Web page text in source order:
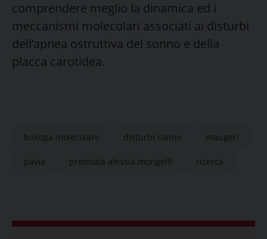
comprendere meglio la dinamica ed i
meccanismi molecolari associati ai disturbi
dell’apnea ostruttiva del sonno e della
placca carotidea.
biologa molecolare disturbi sonno maugeri
pavia premiata alessia mongelli ricerca